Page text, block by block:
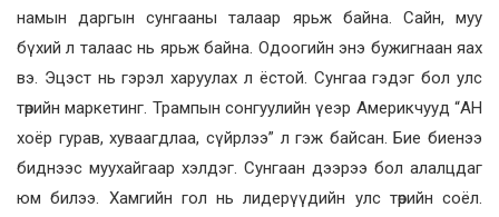
намын даргын сунгааны талаар ярьж байна. Сайн, муу
бүхий л талаас нь ярьж байна. Одоогийн энэ бужигнаан яах
вэ. Эцэст нь гэрэл харуулах л ёстой. Сунгаа гэдэг бол улс
төрийн маркетинг. Трампын сонгуулийн үеэр Америкчууд “АН
хоёр гурав, хуваагдлаа, сүйрлээ” л гэж байсан. Бие биенээ
биднээс муухайгаар хэлдэг. Сунгаан дээрээ бол алалцдаг
юм билээ. Хамгийн гол нь лидерүүдийн улс төрийн соёл.